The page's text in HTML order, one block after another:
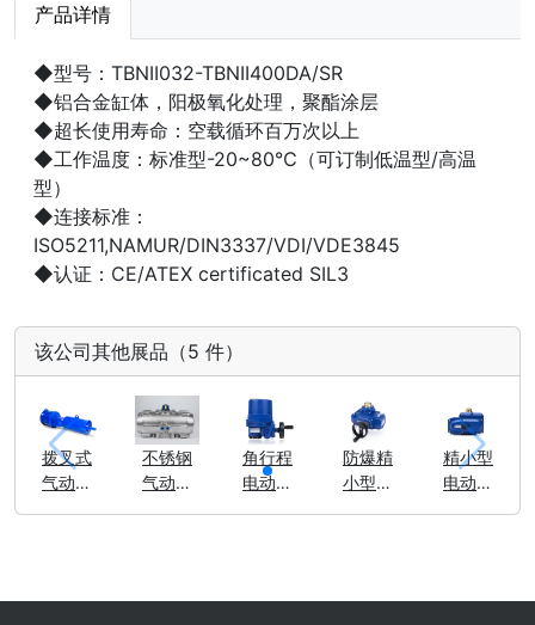
产品详情
◆型号：TBNII032-TBNII400DA/SR
◆铝合金缸体，阳极氧化处理，聚酯涂层
◆超长使用寿命：空载循环百万次以上
◆工作温度：标准型-20~80℃（可订制低温型/高温
型）
◆连接标准：
ISO5211,NAMUR/DIN3337/VDI/VDE3845
◆认证：CE/ATEX certificated SIL3
该公司其他展品（5 件）
拨叉式
气动执
不锈钢
气动执
角行程
电动执
防爆精
小型电
精小型
电动执